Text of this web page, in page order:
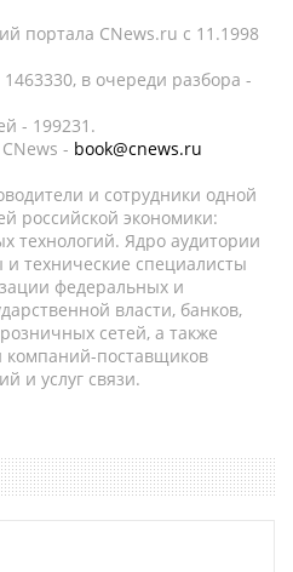
портала CNews.ru c 11.1998
в очереди разбора -
- 199231.
- book@cnews.ru
и сотрудники одной
российской экономики:
технологий. Ядро аудитории
технические специалисты
федеральных и
власти, банков,
сетей, а также
компаний-поставщиков
и услуг связи.